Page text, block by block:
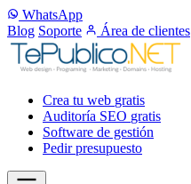
WhatsApp
Blog Soporte Área de clientes
Crea tu web gratis
Auditoría SEO gratis
Software de gestión
Pedir presupuesto